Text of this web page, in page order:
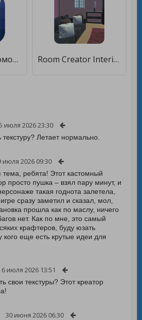
Custom Aim - Помощник прицела [Полная версия] Room Creator Interior Design [Premium]
июля 2026 23:30
текстуру? Летает нормально.
июля 2026 09:30
ребята! Этот кастомный
просто пушка – взял пару минут, и
такая годнота залетела,
сразу заметил и сказал, мол,
прошла как по маслу, ничего
нет. Как по мне, это самый
крафтеров, буду юзать
кого еще есть крутые идеи для
6 июля 2026 13:51
свои текстуры? Этот креатор
30 июня 2026 06:30